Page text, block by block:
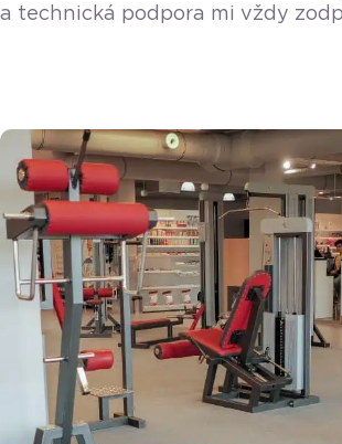
a technická podpora mi vždy
by jednou z vašich zastávek měl
rodinný Penzion U Toníčka,
v malebné vísce Nový Šaldorf v
Znojma. Nový Šaldorf je znám […]